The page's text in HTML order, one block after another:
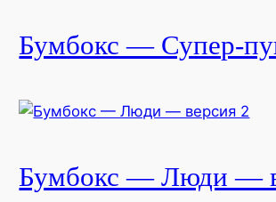
Бумбокс — Супер-
Бумбокс — Люди —